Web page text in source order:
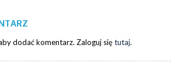
dodać komentarz. Zaloguj siętutaj.